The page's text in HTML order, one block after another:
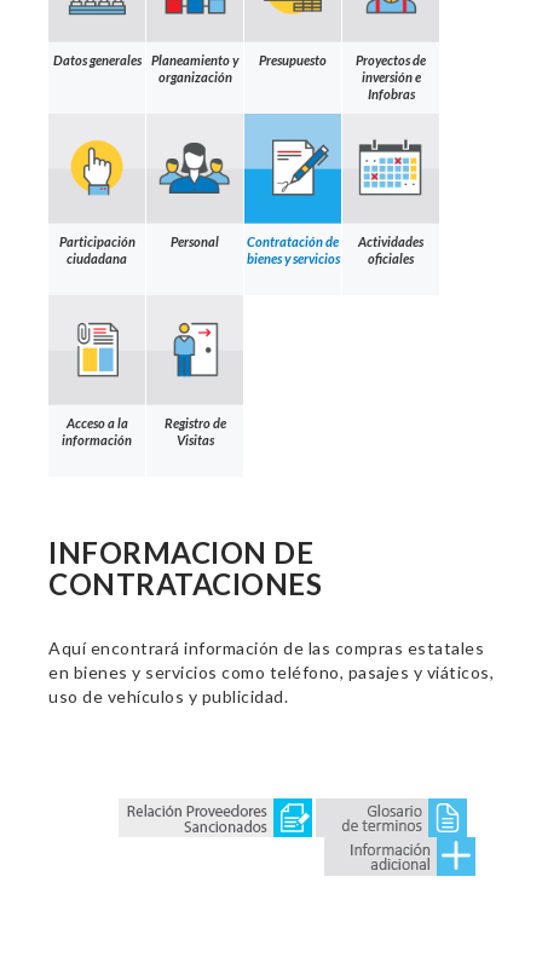
Datos generales
Planeamiento y
organización
Presupuesto
Proyectos de
inversión e
Infobras
Participación
ciudadana
Personal
Contratación de
bienes y servicios
Actividades
oficiales
Acceso a la
información
Registro de
Visitas
INFORMACION DE
CONTRATACIONES
Aquí encontrará información de las compras estatales
en bienes y servicios como teléfono, pasajes y viáticos,
uso de vehículos y publicidad.